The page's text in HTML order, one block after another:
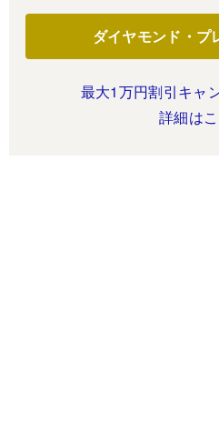
ダイヤモンド・プ
最大1万円割引キャ
詳細は